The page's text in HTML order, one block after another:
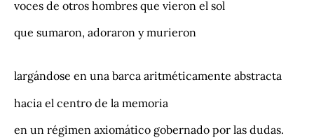
voces de otros hombres que vieron el sol
que sumaron, adoraron y murieron
largándose en una barca aritméticamente abstracta
hacia el centro de la memoria
en un régimen axiomático gobernado por las dudas.